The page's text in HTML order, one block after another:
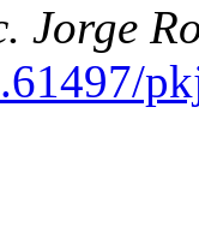
Jorge